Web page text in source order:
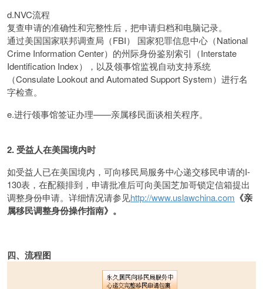
d.NVC流程
复查申请的准确性和完整性后，把申请归档和电脑记录。
通过美国国家联邦调查局（FBI） 国家犯罪信息中心（National
Crime Information Center）的州际身份鉴别索引（Interstate
Identification Index），以及领事馆监视自动支持系统
（Consulate Lookout and Automated Support System）进行名
字检查。
e.进行领事馆签证办理——亲属移民面谈相关程序。
2. 受益人在美国境内时
如受益人已在美国境内，可向移民局服务中心递交移民申请的I-
130表，在配额排到，申请批准后可向美国芝加哥锁定信箱提出
调整身份申请。详细情况请参见http://www.uslawchina.com 《亲
属移民调整身份操作指南》。
四、流程图